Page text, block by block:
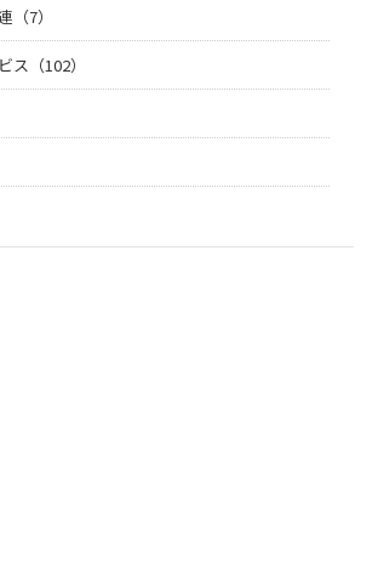
（7）
ス（102）